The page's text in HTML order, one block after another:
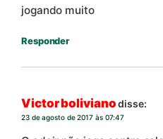
jogando muito
Responder
Victor bolivianodisse:
23 de agosto de 2017 às 07:47